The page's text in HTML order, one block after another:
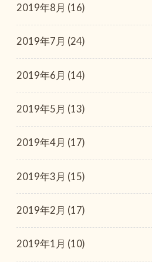
2019年8月 (16)
2019年7月 (24)
2019年6月 (14)
2019年5月 (13)
2019年4月 (17)
2019年3月 (15)
2019年2月 (17)
2019年1月 (10)